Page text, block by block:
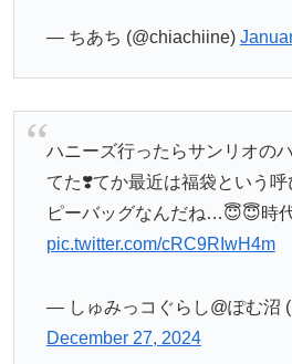
— ちあち (@chiachiine)
ハニーズ行ったらサンリオの
てた❣️てか最近は福袋という
ピーバッグなんだね…😇😇時
pic.twitter.com/cRC9RIwH4m
— しゅみっコぐらし@ぽむ沼
December 27, 2024